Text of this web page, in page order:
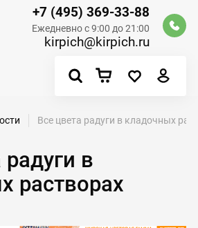
+7 (495) 369-33-88
Ежедневно с 9:00 до 21:00
kirpich@kirpich.ru
в
растворах
Все цвета радуги в кладочных